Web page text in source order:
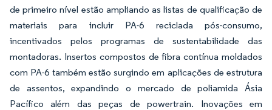
de primeiro nível estão ampliando as listas de qualificação de
materiais para incluir PA-6 reciclada pós-consumo,
incentivados pelos programas de sustentabilidade das
montadoras. Insertos compostos de fibra contínua moldados
com PA-6 também estão surgindo em aplicações de estrutura
de assentos, expandindo o mercado de poliamida Ásia
Pacífico além das peças de powertrain. Inovações em